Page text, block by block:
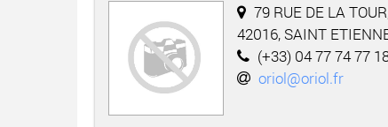
79 RUE DE LA
42016, SAINT
(+33) 04 77 74 77
oriol@oriol.fr